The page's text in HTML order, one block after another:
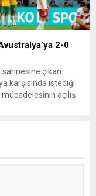
2-0
çıkan
karşısında istediği
mücadelesinin açılış
Avustralya